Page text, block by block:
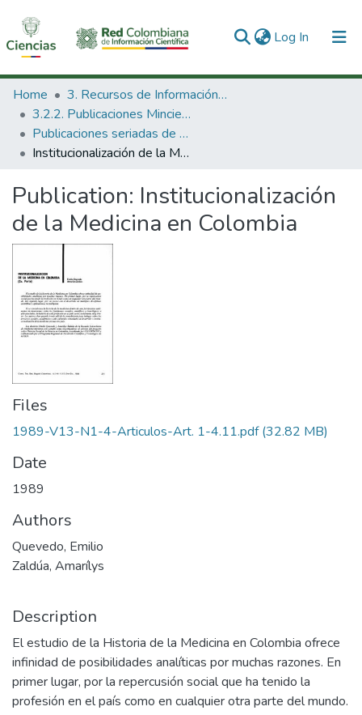
Log In (current)
Communities & Collections
All of DSpace
Statistics
Home
3. Recursos de Información Científica y Tecnológica
3.2.2. Publicaciones Minciencias
Publicaciones seriadas de Minciencias
Institucionalización de la Medicina en Colombia
Publication: Institucionalización
de la Medicina en Colombia
Files
1989-V13-N1-4-Articulos-Art. 1-4.11.pdf(32.82 MB)
Date
1989
Authors
Quevedo, Emilio
Zaldúa, Amarílys
Description
El estudio de la Historia de la Medicina en Colombia ofrece
infinidad de posibilidades analíticas por muchas razones. En
primer lugar, por la repercusión social que ha tenido la
profesión en el país como en cualquier otra parte del mundo.